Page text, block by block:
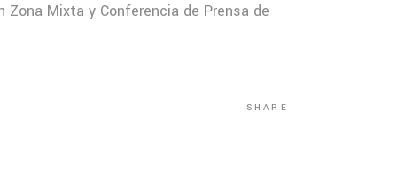
Zona Mixta y Conferencia de Prensa de
SHARE